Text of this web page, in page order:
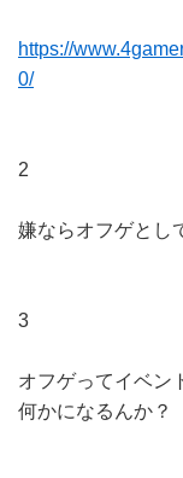
https://
0/
2
嫌ならオフゲとし
3
オフゲってイベン
何かになるんか？